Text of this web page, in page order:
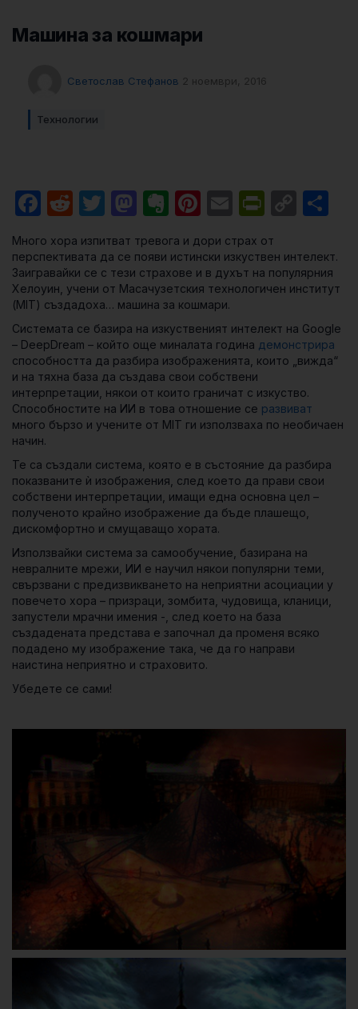
Машина за кошмари
Светослав Стефанов 2 ноември, 2016
Технологии
Facebook
RedditTwitter
Mastodon
Evernote
Pinterest
Email
Много хора изпитват тревога и дори страх от
перспективата да се появи истински изкуствен интелект.
Заигравайки се с тези страхове и в духът на популярния
Хелоуин, учени от Масачузетския технологичен институт
(MIT) създадоха… машина за кошмари.
Системата се базира на изкуственият интелект на Google
– DeepDream – който още миналата година демонстрира
способността да разбира изображенията, които „вижда“
и на тяхна база да създава свои собствени
интерпретации, някои от които граничат с изкуство.
Способностите на ИИ в това отношение се развиват
много бързо и учените от MIT ги използваха по необичаен
начин.
Те са създали система, която е в състояние да разбира
показваните ѝ изображения, след което да прави свои
собствени интерпретации, имащи една основна цел –
полученото крайно изображение да бъде плашещо,
дискомфортно и смущаващо хората.
Използвайки система за самообучение, базирана на
невралните мрежи, ИИ е научил някои популярни теми,
свързвани с предизвикването на неприятни асоциации у
повечето хора – призраци, зомбита, чудовища, кланици,
запустели мрачни имения -, след което на база
създадената представа е започнал да променя всяко
подадено му изображение така, че да го направи
наистина неприятно и страховито.
Убедете се сами!